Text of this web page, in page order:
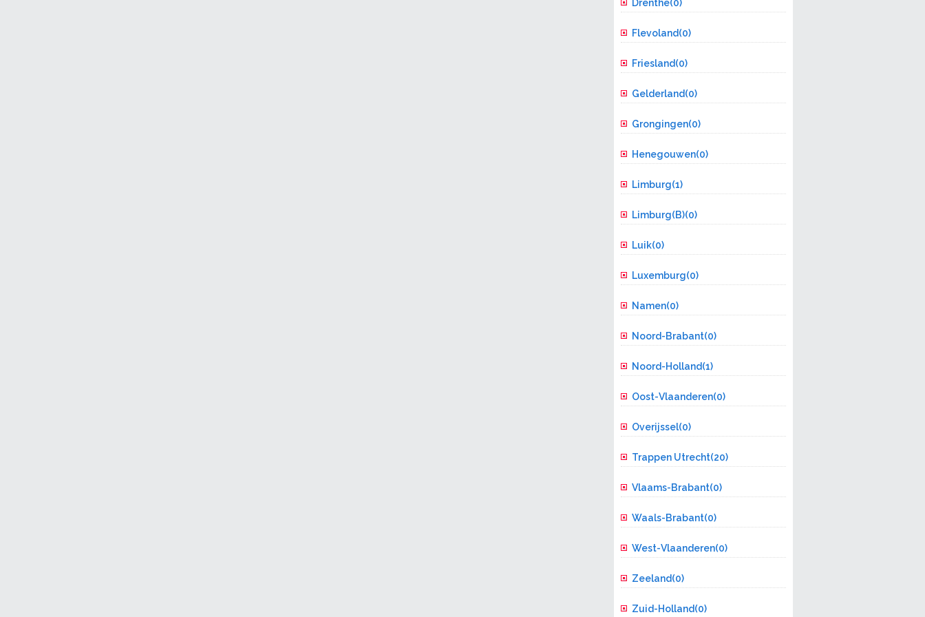
Drenthe(0)
Flevoland(0)
Friesland(0)
Gelderland(0)
Grongingen(0)
Henegouwen(0)
Limburg(1)
Limburg(B)(0)
Luik(0)
Luxemburg(0)
Namen(0)
Noord-Brabant(0)
Noord-Holland(1)
Oost-Vlaanderen(0)
Overijssel(0)
Trappen Utrecht(20)
Vlaams-Brabant(0)
Waals-Brabant(0)
West-Vlaanderen(0)
Zeeland(0)
Zuid-Holland(0)